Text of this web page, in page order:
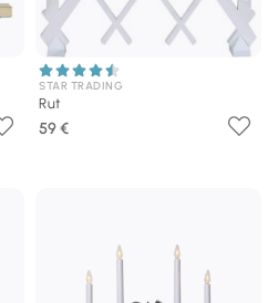
STAR TRADING
Rut
59 €